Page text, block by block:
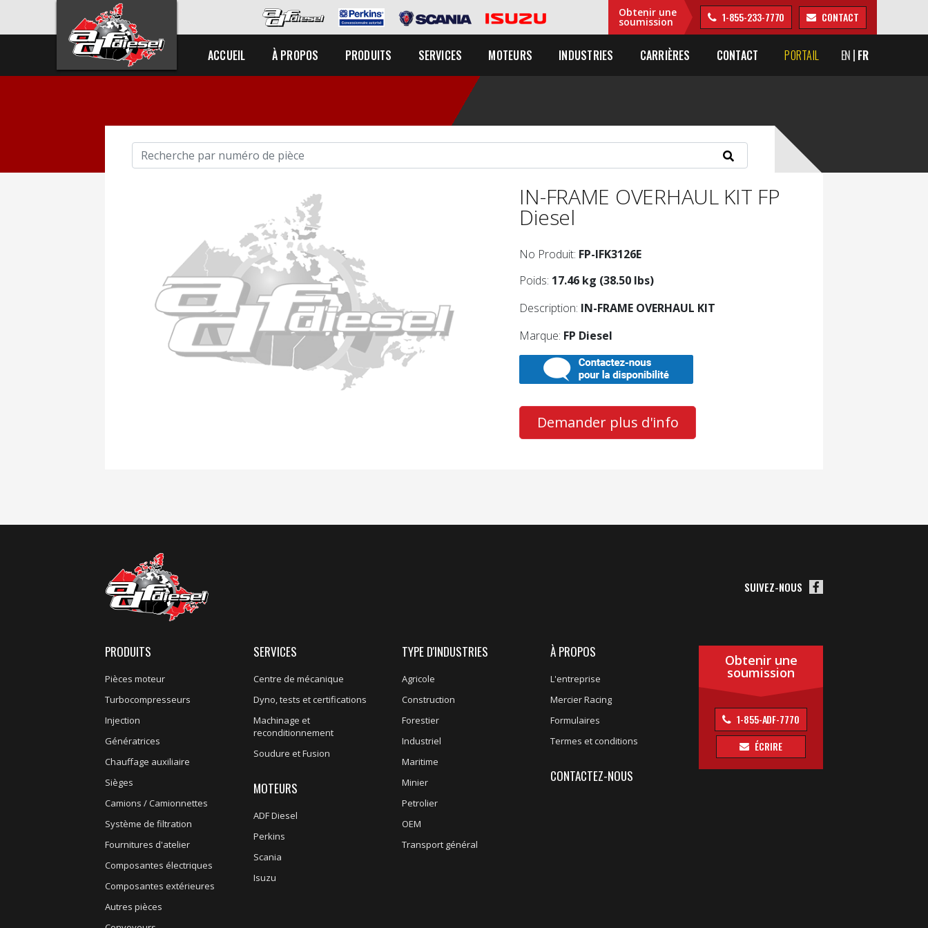
Obtenir une
soumission 1-855-233-7770 CONTACT
ACCUEIL À PROPOS PRODUITS SERVICES MOTEURS INDUSTRIES CARRIÈRES CONTACT PORTAIL EN FR
IN-FRAME OVERHAUL KIT FP
Diesel
No Produit: FP-IFK3126E
Poids: 17.46 kg (38.50 lbs)
Description: IN-FRAME OVERHAUL KIT
Marque: FP Diesel
Demander plus d'info
SUIVEZ-NOUS
PRODUITS
Pièces moteur
Turbocompresseurs
Injection
Génératrices
Chauffage auxiliaire
Sièges
Camions / Camionnettes
Système de filtration
Fournitures d'atelier
Composantes électriques
Composantes extérieures
Autres pièces
SERVICES
Centre de mécanique
Dyno, tests et certifications
Machinage et
reconditionnement
Soudure et Fusion
MOTEURS
ADF Diesel
Perkins
Scania
Isuzu
TYPE D'INDUSTRIES
Agricole
Construction
Forestier
Industriel
Maritime
Minier
Petrolier
OEM
Transport général
À PROPOS
L'entreprise
Mercier Racing
Formulaires
Termes et conditions
CONTACTEZ-NOUS
Obtenir une
soumission
1-855-ADF-7770
ÉCRIRE